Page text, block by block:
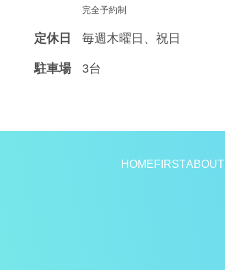
完全予約制
定休日 毎週木曜日、祝日
駐車場 3台
HOMEFIRSTABOUT